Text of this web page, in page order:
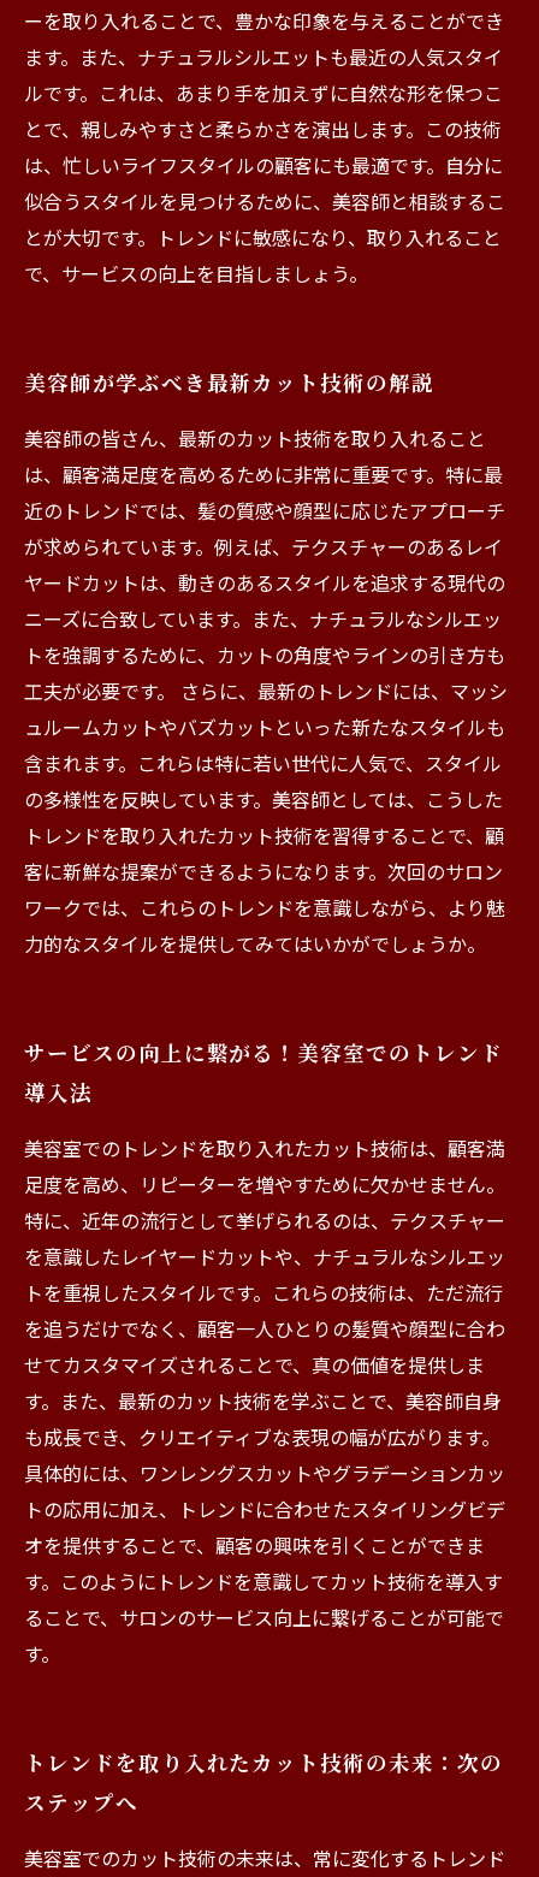
ーを取り入れることで、豊かな印象を与えることができ
ます。また、ナチュラルシルエットも最近の人気スタイ
ルです。これは、あまり手を加えずに自然な形を保つこ
とで、親しみやすさと柔らかさを演出します。この技術
は、忙しいライフスタイルの顧客にも最適です。自分に
似合うスタイルを見つけるために、美容師と相談するこ
とが大切です。トレンドに敏感になり、取り入れること
で、サービスの向上を目指しましょう。
美容師が学ぶべき最新カット技術の解説
美容師の皆さん、最新のカット技術を取り入れること
は、顧客満足度を高めるために非常に重要です。特に最
近のトレンドでは、髪の質感や顔型に応じたアプローチ
が求められています。例えば、テクスチャーのあるレイ
ヤードカットは、動きのあるスタイルを追求する現代の
ニーズに合致しています。また、ナチュラルなシルエッ
トを強調するために、カットの角度やラインの引き方も
工夫が必要です。 さらに、最新のトレンドには、マッシ
ュルームカットやバズカットといった新たなスタイルも
含まれます。これらは特に若い世代に人気で、スタイル
の多様性を反映しています。美容師としては、こうした
トレンドを取り入れたカット技術を習得することで、顧
客に新鮮な提案ができるようになります。次回のサロン
ワークでは、これらのトレンドを意識しながら、より魅
力的なスタイルを提供してみてはいかがでしょうか。
サービスの向上に繋がる！美容室でのトレンド
導入法
美容室でのトレンドを取り入れたカット技術は、顧客満
足度を高め、リピーターを増やすために欠かせません。
特に、近年の流行として挙げられるのは、テクスチャー
を意識したレイヤードカットや、ナチュラルなシルエッ
トを重視したスタイルです。これらの技術は、ただ流行
を追うだけでなく、顧客一人ひとりの髪質や顔型に合わ
せてカスタマイズされることで、真の価値を提供しま
す。また、最新のカット技術を学ぶことで、美容師自身
も成長でき、クリエイティブな表現の幅が広がります。
具体的には、ワンレングスカットやグラデーションカッ
トの応用に加え、トレンドに合わせたスタイリングビデ
オを提供することで、顧客の興味を引くことができま
す。このようにトレンドを意識してカット技術を導入す
ることで、サロンのサービス向上に繋げることが可能で
す。
トレンドを取り入れたカット技術の未来：次の
ステップへ
美容室でのカット技術の未来は、常に変化するトレンド